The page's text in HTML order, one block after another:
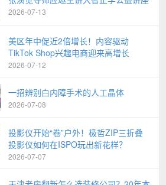
2026-07-13
美区年中促近2倍增长！内容驱动
TikTok Shop兴趣电商迎来高增长
2026-07-12
一招辨别白内障手术的人工晶体
2026-07-08
投影仪开始“卷”户外！极哲ZIP三折叠
投影仪如何在ISPO玩出新花样？
2026-07-07